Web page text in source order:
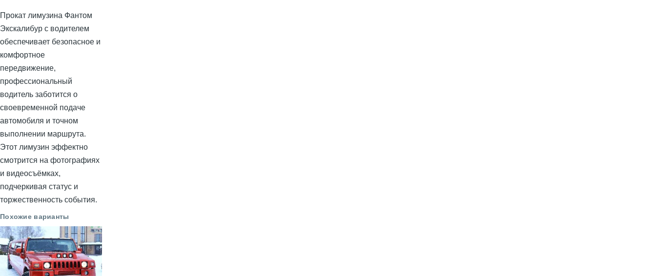
Прокат лимузина Фантом
Экскалибур с водителем
обеспечивает безопасное и
комфортное
передвижение,
профессиональный
водитель заботится о
своевременной подаче
автомобиля и точном
выполнении маршрута.
Этот лимузин эффектно
смотрится на фотографиях
и видеосъёмках,
подчеркивая статус и
торжественность события.
Похожие варианты